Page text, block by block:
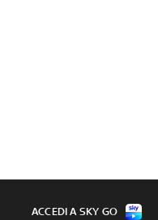
ACCEDI A SKY GO